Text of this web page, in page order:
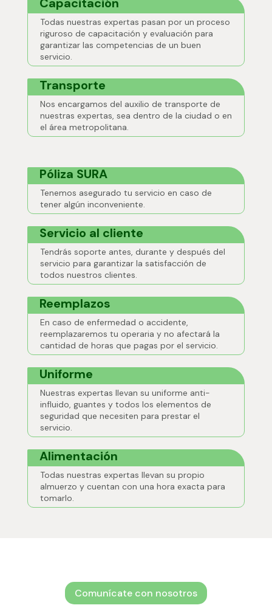
Todas nuestras expertas pasan por un proceso
riguroso de capacitación y evaluación para
garantizar las competencias de un buen
servicio.
Transporte
Nos encargamos del auxilio de transporte de
nuestras expertas, sea dentro de la ciudad o en
el área metropolitana.
Póliza SURA
Tenemos asegurado tu servicio en caso de
tener algún inconveniente.
Servicio al cliente
Tendrás soporte antes, durante y después del
servicio para garantizar la satisfacción de
todos nuestros clientes.
Reemplazos
En caso de enfermedad o accidente,
reemplazaremos tu operaria y no afectará la
cantidad de horas que pagas por el servicio.
Uniforme
Nuestras expertas llevan su uniforme anti-
influido, guantes y todos los elementos de
seguridad que necesiten para prestar el
servicio.
Alimentación
Todas nuestras expertas llevan su propio
almuerzo y cuentan con una hora exacta para
tomarlo.
Comunícate con nosotros